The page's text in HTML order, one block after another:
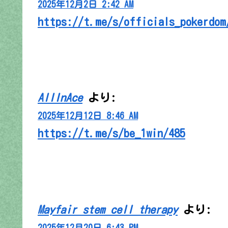
2025年12月2日 2:42 AM
https://t.me/s/
AllInAce より:
2025年12月12日 8:46 AM
https://t.me/s/be_1win/485
Mayfair stem cell therapy より: